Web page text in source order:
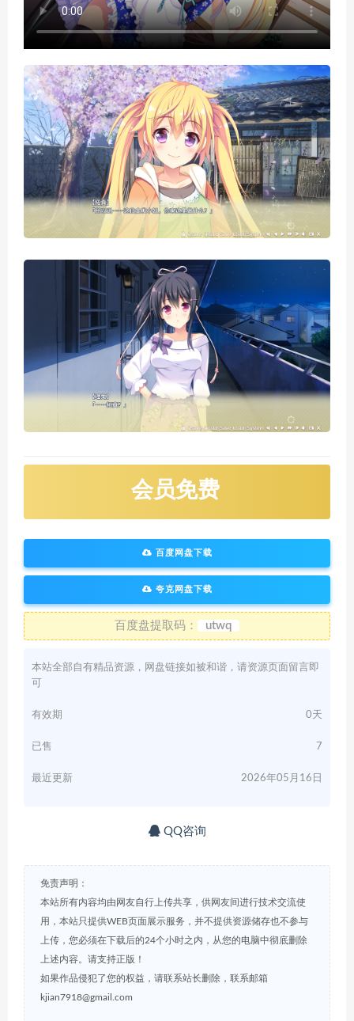
会员免费
百度网盘下载
夸克网盘下载
百度盘提取码： utwq
本站全部自有精品资源，网盘链接如被和谐，请资源页面留言即
可
有效期 0天
已售 7
最近更新 2026年05月16日
QQ咨询
免责声明：
本站所有内容均由网友自行上传共享，供网友间进行技术交流使
用，本站只提供WEB页面展示服务，并不提供资源储存也不参与
上传，您必须在下载后的24个小时之内，从您的电脑中彻底删除
上述内容。请支持正版！
如果作品侵犯了您的权益，请联系站长删除，联系邮箱
kjian7918@gmail.com